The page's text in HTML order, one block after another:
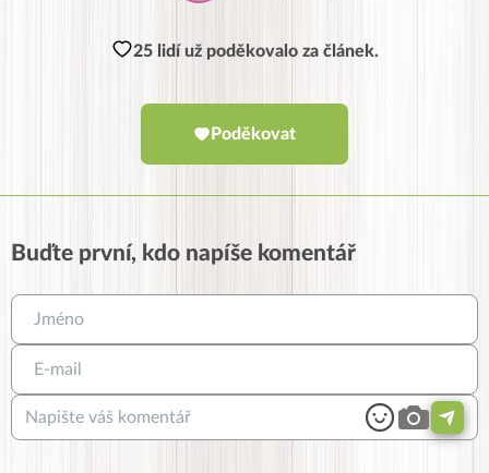
25 lidí už poděkovalo za článek.
Poděkovat
Buďte první, kdo napíše komentář